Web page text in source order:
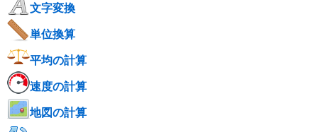
文字変換
単位換算
平均の計算
速度の計算
地図の計算